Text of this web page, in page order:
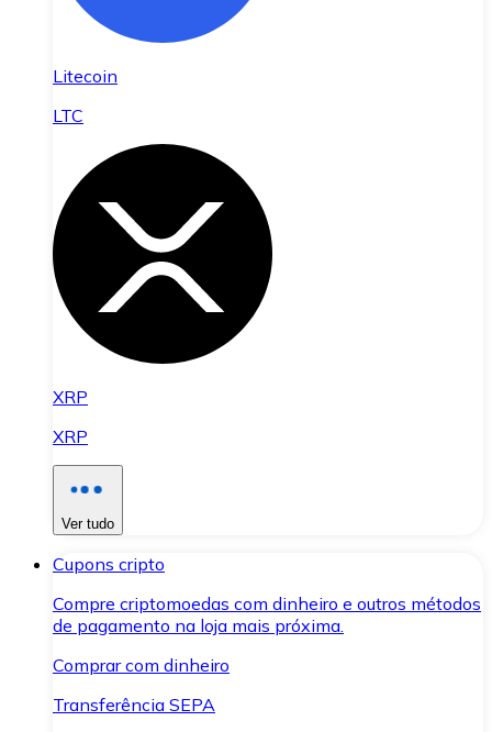
Litecoin
LTC
XRP
XRP
Ver tudo
Cupons cripto
Compre criptomoedas com dinheiro e outros métodos
de pagamento na loja mais próxima.
Comprar com dinheiro
Transferência SEPA